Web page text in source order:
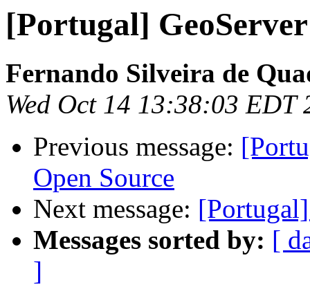
[Portugal] GeoServer
Fernando Silveira de
Wed Oct 14 13:38:03 EDT
Previous message:
Open Source
Next message:
Messages sorted by: [
]